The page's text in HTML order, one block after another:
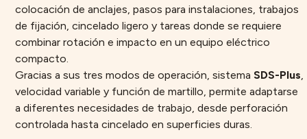
colocación de anclajes, pasos para instalaciones, trabajos
de fijación, cincelado ligero y tareas donde se requiere
combinar rotación e impacto en un equipo eléctrico
compacto.
Gracias a sus tres modos de operación, sistemaSDS-Plus
velocidad variable y función de martillo, permite adaptarse
a diferentes necesidades de trabajo, desde perforación
controlada hasta cincelado en superficies duras.